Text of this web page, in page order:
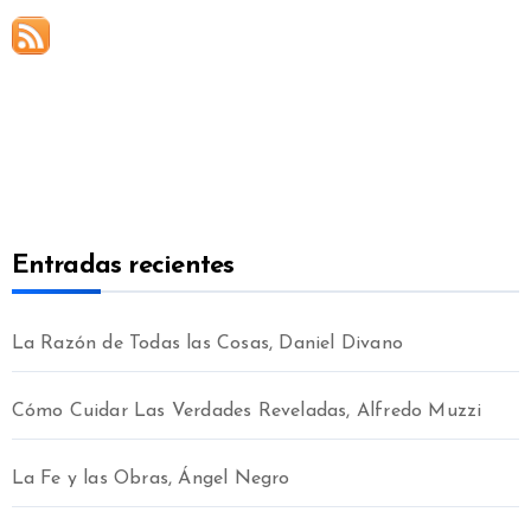
Entradas recientes
La Razón de Todas las Cosas, Daniel Divano
Cómo Cuidar Las Verdades Reveladas, Alfredo Muzzi
La Fe y las Obras, Ángel Negro